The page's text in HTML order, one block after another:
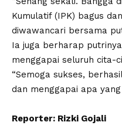
Kumulatif (IPK) bagus dan
diwawancari bersama
Ia juga berharap
menggapai seluruh cita-
“Semoga sukses,
dan menggapai apa
Reporter: Rizki Gojali